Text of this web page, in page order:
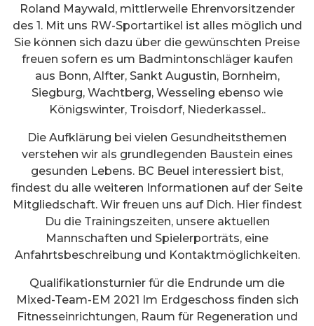
Roland Maywald, mittlerweile Ehrenvorsitzender
des 1. Mit uns RW-Sportartikel ist alles möglich und
Sie können sich dazu über die gewünschten Preise
freuen sofern es um Badmintonschläger kaufen
aus Bonn, Alfter, Sankt Augustin, Bornheim,
Siegburg, Wachtberg, Wesseling ebenso wie
Königswinter, Troisdorf, Niederkassel..
Die Aufklärung bei vielen Gesundheitsthemen
verstehen wir als grundlegenden Baustein eines
gesunden Lebens. BC Beuel interessiert bist,
findest du alle weiteren Informationen auf der Seite
Mitgliedschaft. Wir freuen uns auf Dich. Hier findest
Du die Trainingszeiten, unsere aktuellen
Mannschaften und Spielerporträts, eine
Anfahrtsbeschreibung und Kontaktmöglichkeiten.
Qualifikationsturnier für die Endrunde um die
Mixed-Team-EM 2021 Im Erdgeschoss finden sich
Fitnesseinrichtungen, Raum für Regeneration und